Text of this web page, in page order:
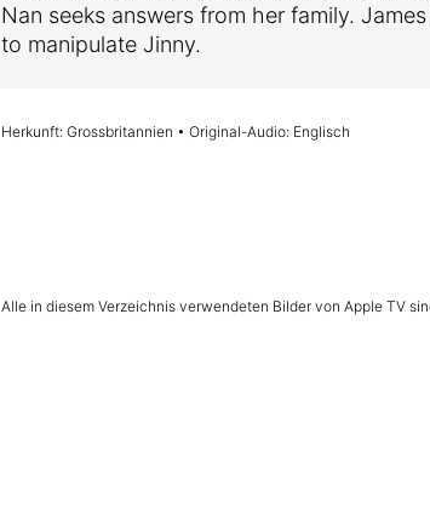
Nan seeks answers from her family.
to manipulate Jinny.
Herkunft: Grossbritannien • Original-Audio: Englisch
Alle in diesem Verzeichnis verwendeten Bilder von Apple TV